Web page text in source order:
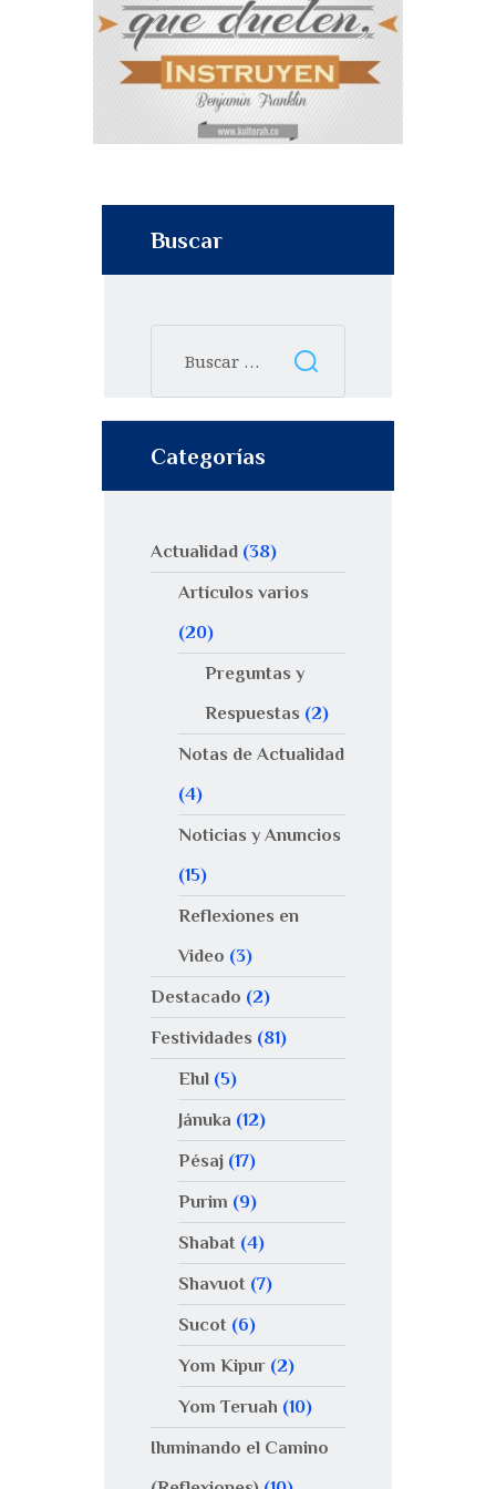
Buscar
Categorías
Actualidad (38)
Artículos varios
(20)
Preguntas y
Respuestas (2)
Notas de Actualidad
(4)
Noticias y Anuncios
(15)
Reflexiones en
Video (3)
Destacado (2)
Festividades (81)
Elul(5)
Jánuka (12)
Pésaj(17)
Purim (9)
Shabat(4)
Shavuot(7)
Sucot(6)
Yom Kipur(2)
Yom Teruah (10)
Iluminando el Camino